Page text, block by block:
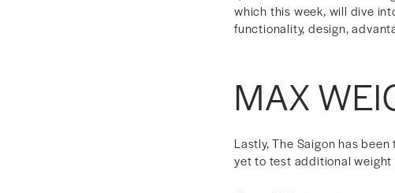
which this week, will dive
functionality, design,
MAX
Lastly, The Saigon has
yet to test additional